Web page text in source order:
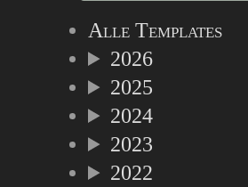
Alle Templates
2026
2025
2024
2023
2022